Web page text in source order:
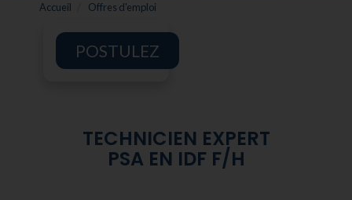
Accueil Offres d'emploi
POSTULEZ
TECHNICIEN EXPERT
PSA EN IDF F/H